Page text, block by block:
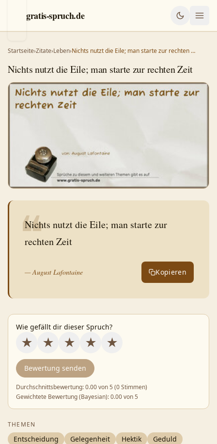
gratis-spruch.de
Startseite›Zitate›Leben›Nichts nutzt die Eile; man starte zur rechten …
Nichts nutzt die Eile; man starte zur rechten Zeit
❝
Nichts nutzt die Eile; man starte zur
rechten Zeit
—August Lafontaine Kopieren
Wie gefällt dir dieser Spruch?
★ ★ ★ ★ ★
Bewertung senden
Durchschnittsbewertung:0.00von 5 (0 Stimmen)
Gewichtete Bewertung (Bayesian):0.00von 5
THEMEN
Entscheidung Gelegenheit Hektik
Geduld